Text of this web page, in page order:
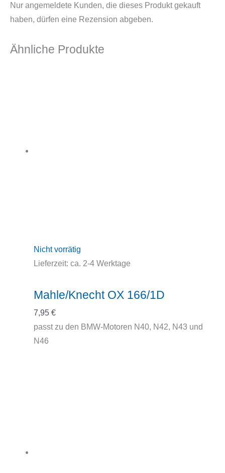
Nur angemeldete Kunden, die dieses Produkt gekauft
haben, dürfen eine Rezension abgeben.
Ähnliche Produkte
Nicht vorrätig
Lieferzeit: ca. 2-4 Werktage
Mahle/Knecht OX 166/1D
7,95 €
passt zu den BMW-Motoren N40, N42, N43 und
N46